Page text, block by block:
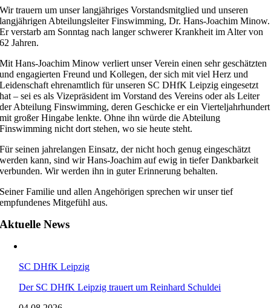
Wir trauern um unser langjähriges Vorstandsmitglied und unseren
langjährigen Abteilungsleiter Finswimming, Dr. Hans-Joachim Minow.
Er verstarb am Sonntag nach langer schwerer Krankheit im Alter von
62 Jahren.
Mit Hans-Joachim Minow verliert unser Verein einen sehr geschätzten
und engagierten Freund und Kollegen, der sich mit viel Herz und
Leidenschaft ehrenamtlich für unseren SC DHfK Leipzig eingesetzt
hat – sei es als Vizepräsident im Vorstand des Vereins oder als Leiter
der Abteilung Finswimming, deren Geschicke er ein Vierteljahrhundert
mit großer Hingabe lenkte. Ohne ihn würde die Abteilung
Finswimming nicht dort stehen, wo sie heute steht.
Für seinen jahrelangen Einsatz, der nicht hoch genug eingeschätzt
werden kann, sind wir Hans-Joachim auf ewig in tiefer Dankbarkeit
verbunden. Wir werden ihn in guter Erinnerung behalten.
Seiner Familie und allen Angehörigen sprechen wir unser tief
empfundenes Mitgefühl aus.
Aktuelle News
SC DHfK Leipzig
Der SC DHfK Leipzig trauert um Reinhard Schuldei